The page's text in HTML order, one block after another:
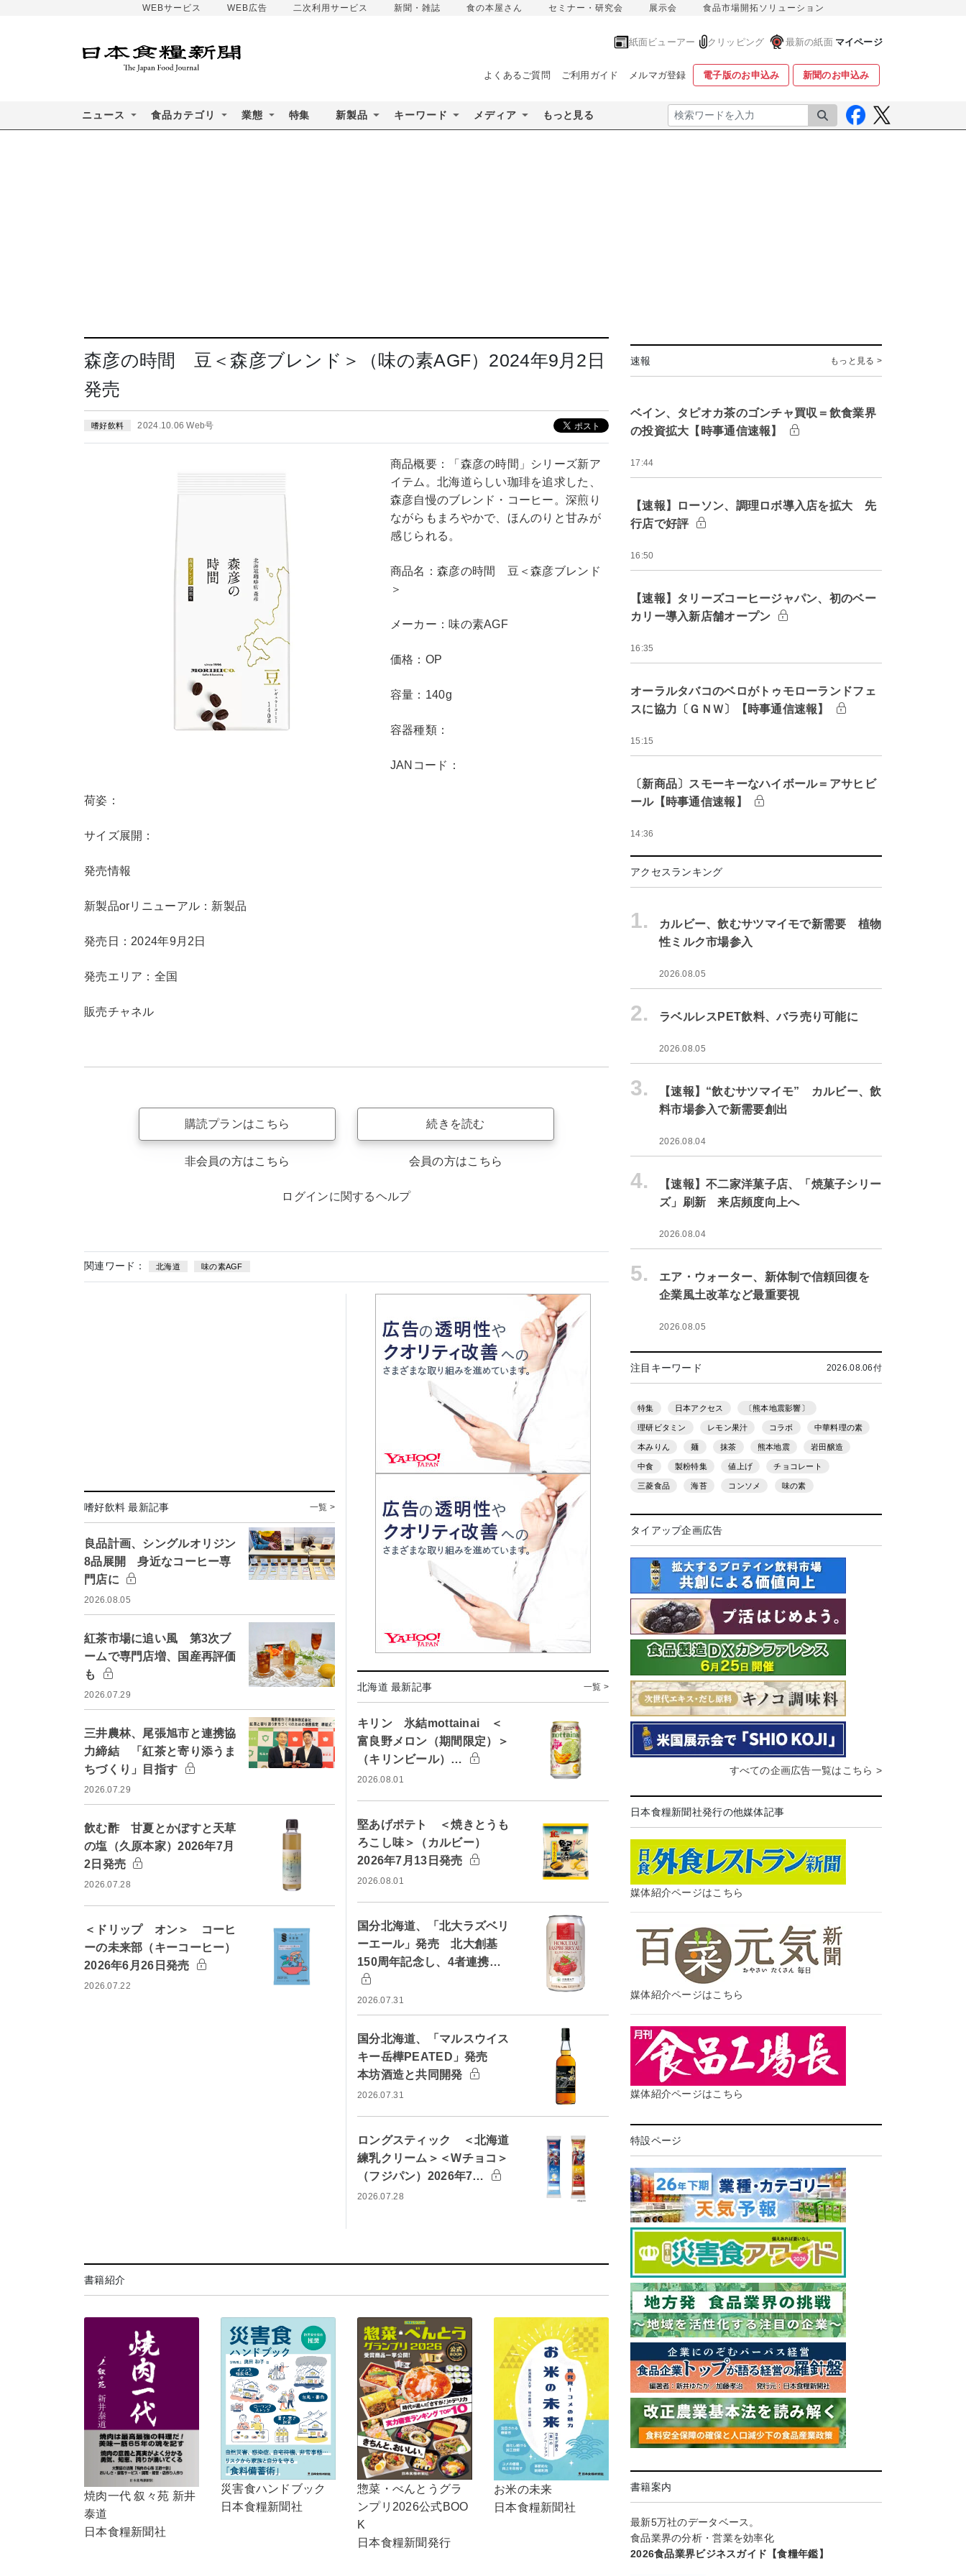
WEBサービス WEB広告 二次利用サービス 新聞・雑誌 食の本屋さん セミナー・研究会 展示会 食品市場開拓ソリューション
紙面ビューアー クリッピング 最新の紙面 マイページ
よくあるご質問 ご利用ガイド メルマガ登録 電子版のお申込み 新聞のお申込み
ニュース 食品カテゴリ 業態 特集 新製品 キーワード メディア もっと見る 検索
森彦の時間 豆＜森彦ブレンド＞（味の素AGF）2024年9月2日
発売
嗜好飲料 2024.10.06 Web号
商品概要：「森彦の時間」シリーズ新ア
イテム。北海道らしい珈琲を追求した、
森彦自慢のブレンド・コーヒー。深煎り
ながらもまろやかで、ほんのりと甘みが
感じられる。
商品名：森彦の時間 豆＜森彦ブレンド
＞
メーカー：味の素AGF
価格：OP
容量：140g
容器種類：
JANコード：
荷姿：
サイズ展開：
発売情報
新製品orリニューアル：新製品
発売日：2024年9月2日
発売エリア：全国
販売チャネル
購読プランはこちら
非会員の方はこちら
続きを読む
会員の方はこちら
ログインに関するヘルプ
関連ワード： 北海道 味の素AGF
嗜好飲料 最新記事 一覧 >
良品計画、シングルオリジン
8品展開 身近なコーヒー専
門店に
2026.08.05
紅茶市場に追い風 第3次ブ
ームで専門店増、国産再評価
も
2026.07.29
三井農林、尾張旭市と連携協
力締結 「紅茶と寄り添うま
ちづくり」目指す
2026.07.29
飲む酢 甘夏とかぼすと天草
の塩（久原本家）2026年7月
2日発売
2026.07.28
＜ドリップ オン＞ コーヒ
ーの未来部（キーコーヒー）
2026年6月26日発売
2026.07.22
北海道 最新記事 一覧 >
キリン 氷結mottainai ＜
富良野メロン（期間限定）＞
（キリンビール）…
2026.08.01
堅あげポテト ＜焼きとうも
ろこし味＞（カルビー）
2026年7月13日発売
2026.08.01
国分北海道、「北大ラズベリ
ーエール」発売 北大創基
150周年記念し、4者連携…
2026.07.31
国分北海道、「マルスウイス
キー岳樺PEATED」発売
本坊酒造と共同開発
2026.07.31
ロングスティック ＜北海道
練乳クリーム＞＜Wチョコ＞
（フジパン）2026年7…
2026.07.28
書籍紹介
焼肉一代 叙々苑 新井
泰道
日本食糧新聞社
災害食ハンドブック
日本食糧新聞社
惣菜・べんとうグラ
ンプリ2026公式BOO
K
日本食糧新聞発行
お米の未来
日本食糧新聞社
速報 もっと見る >
ベイン、タピオカ茶のゴンチャ買収＝飲食業界
の投資拡大【時事通信速報】
17:44
【速報】ローソン、調理ロボ導入店を拡大 先
行店で好評
16:50
【速報】タリーズコーヒージャパン、初のベー
カリー導入新店舗オープン
16:35
オーラルタバコのベロがトゥモローランドフェ
スに協力〔ＧＮＷ〕【時事通信速報】
15:15
〔新商品〕スモーキーなハイボール＝アサヒビ
ール【時事通信速報】
14:36
アクセスランキング
1.
カルビー、飲むサツマイモで新需要 植物
性ミルク市場参入
2026.08.05
2. ラベルレスPET飲料、バラ売り可能に
2026.08.05
3.
【速報】“飲むサツマイモ” カルビー、飲
料市場参入で新需要創出
2026.08.04
4.
【速報】不二家洋菓子店、「焼菓子シリー
ズ」刷新 来店頻度向上へ
2026.08.04
5.
エア・ウォーター、新体制で信頼回復を
企業風土改革など最重要視
2026.08.05
注目キーワード 2026.08.06付
特集 日本アクセス 〔熊本地震影響〕
理研ビタミン レモン果汁 コラボ 中華料理の素
本みりん 麺 抹茶 熊本地震 岩田醸造
中食 製粉特集 値上げ チョコレート
三菱食品 海苔 コンソメ 味の素
タイアップ企画広告
すべての企画広告一覧はこちら >
日本食糧新聞社発行の他媒体記事
媒体紹介ページはこちら
媒体紹介ページはこちら
媒体紹介ページはこちら
特設ページ
書籍案内
最新5万社のデータベース。
食品業界の分析・営業を効率化
2026食品業界ビジネスガイド【食糧年鑑】